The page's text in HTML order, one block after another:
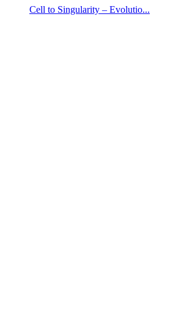
Cell to Singularity – Evolutio...